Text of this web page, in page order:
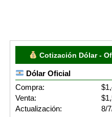
Cotización Dólar -
Dólar Oficial
Compra:
Venta:
Actualización:
8/